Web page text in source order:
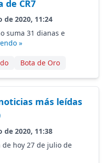
de CR7
de 2020, 11:24
suma 31 dianas e
»
Bota de Oro
más leídas
de 2020, 11:38
de hoy 27 de julio de